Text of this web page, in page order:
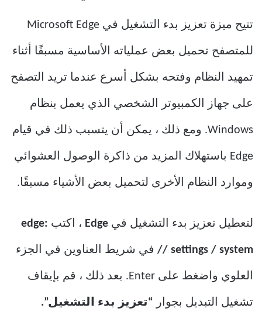
تتيح ميزة تعزيز بدء التشغيل في Microsoft Edge
للمتصفح تحميل بعض عملياته الأساسية مسبقًا أثناء
تمهيد النظام وفتحه بشكل أسرع عندما تريد التصفح
على جهاز الكمبيوتر الشخصي الذي يعمل بنظام
Windows. ومع ذلك ، يمكن أن يتسبب ذلك في قيام
Edge باستهلاك المزيد من ذاكرة الوصول العشوائي
وموارد النظام الأخرى لتحميل بعض الأشياء مسبقًا.
لتعطيل تعزيز بدء التشغيل في Edge ، اكتب edge:
// settings / system في شريط العناوين في الجزء
العلوي واضغط على Enter. بعد ذلك ، قم بإيقاف
تشغيل التبديل بجوار “تعزيز بدء التشغيل”.